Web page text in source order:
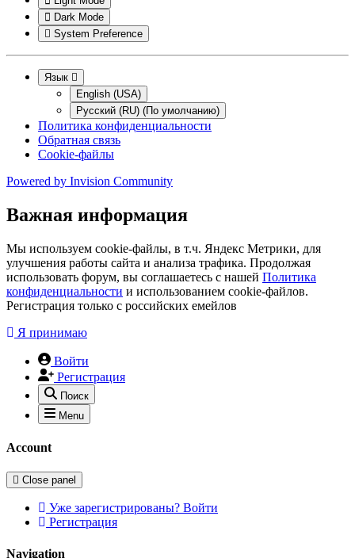
Dark Mode
System Preference
Язык
English (USA)
Русский (RU) (По умолчанию)
Политика конфиденциальности
Обратная связь
Cookie-файлы
Powered by Invision Community
Важная информация
Мы используем cookie-файлы, в т.ч. Яндекс Метрики, для
улучшения работы сайта и анализа трафика. Продолжая
использовать форум, вы соглашаетесь с нашей Политика
конфиденциальности и использованием cookie-файлов.
Регистрация только с российских емейлов
Я принимаю
Войти
Регистрация
Поиск
Menu
Account
Close panel
Уже зарегистрированы? Войти
Регистрация
Navigation